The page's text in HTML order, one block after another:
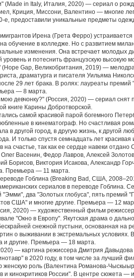
(Made in Italy, Италия, 2020) — сериал о
Криция, Миссони, Валентино — многие
е, предоставили уникальные предметы
Ирена (Грета Ферро)
обучение в колледже. Но с развитием
изменения. Она встречает молодых
и потеснить французскую высокую
Gap, Великобритания, 2019) —
драматурга и писателя Уильяма
29 лет брака. В ролях: лауреаты премий
— 8 марта.
мою девчонку?" (Россия, 2020) — сериал
книге Карины Добротворской.
самой красивой парой богемного
в кинематограф. Но счастливая
в другой город, в другую жизнь, к другой
И только спустя семнадцать лет
счастье, так как ее сердце навеки
Олег Васенин, Федор Лавров, Алексей
Борисов, Виктория Исакова, Александр
Премьера — 11 марта.
Гоблина (Breaking Bad, США,
сериалов в переводе Гоблина.
"Эмми", два "Золотых глобуса", пять премий
США" и многие другие. Премьера — 12
2020) — художественный фильм
"Окно в Европу". Якутская драма о
снежной пустыни, основанная на
о выживании в экстремальных условиях.
и другие. Премьера — 18 марта.
— картина режиссера Дмитрия Давыдова
в 2020 году, в том числе за лучший
женскую роль (Валентина Романова-
и кинокритиков России". В центре сюжета —